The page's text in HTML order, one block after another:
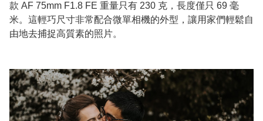
款 AF 75mm F1.8 FE 重量只有 230 克，長度僅只 69 毫
米。這輕巧尺寸非常配合微單相機的外型，讓用家們輕鬆自
由地去捕捉高質素的照片。